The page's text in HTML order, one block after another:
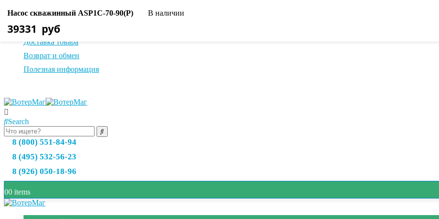
О нас
Оплата товара
Доставка товара
Возврат и обмен
Полезная информация
Search
8 (800) 551-84-94
8 (495) 532-56-23
8 (926) 050-18-96
00 items
Насос скважинный ASP1С-70-90(P)
39331 руб
В наличии